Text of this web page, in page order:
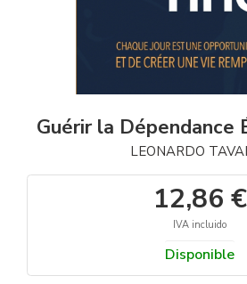
Guérir la Dépendance
LEONARDO
12,86 €
IVA incluido
Disponible